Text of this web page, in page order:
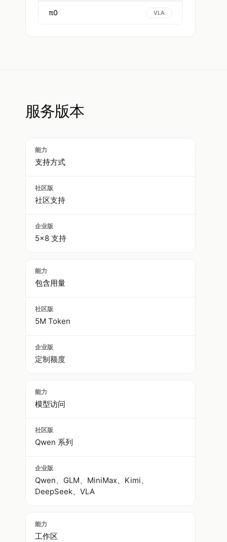
π0 VLA
服务版本
支持方式
社区支持
5×8 支持
包含用量
5M Token
定制额度
模型访问
Qwen 系列
Qwen、GLM、MiniMax、Kimi、
DeepSeek、VLA
工作区